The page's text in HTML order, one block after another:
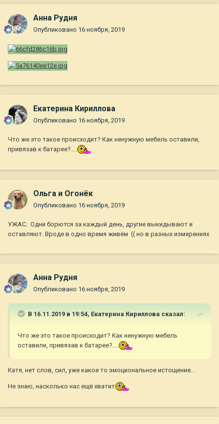
Анна Рудня
Опубликовано 16 ноября, 2019
Екатерина Кириллова
Опубликовано 16 ноября, 2019
Что же это такое происходит? Как ненужную мебель оставили,
привязав к батарее?....
Ольга и Огонёк
Опубликовано 16 ноября, 2019
УЖАС. Одни борются за каждый день, другие выкидывают и
оставляют. Вроде в одно время живём (( но в разных измерениях
Анна Рудня
Опубликовано 16 ноября, 2019
В 16.11.2019 в 19:54, Екатерина Кириллова сказал:
Что же это такое происходит? Как ненужную мебель
оставили, привязав к батарее?....
Катя, нет слов, сил, уже какое то эмоциональное истощение...
Не знаю, насколько нас ещё хватит